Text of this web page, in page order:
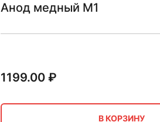
Анод медный М1
1199.00₽
В КОРЗИНУ